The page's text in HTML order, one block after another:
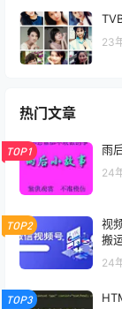
23
热门文章
TOP1 雨
24
TOP2
视
搬
24
TOP3